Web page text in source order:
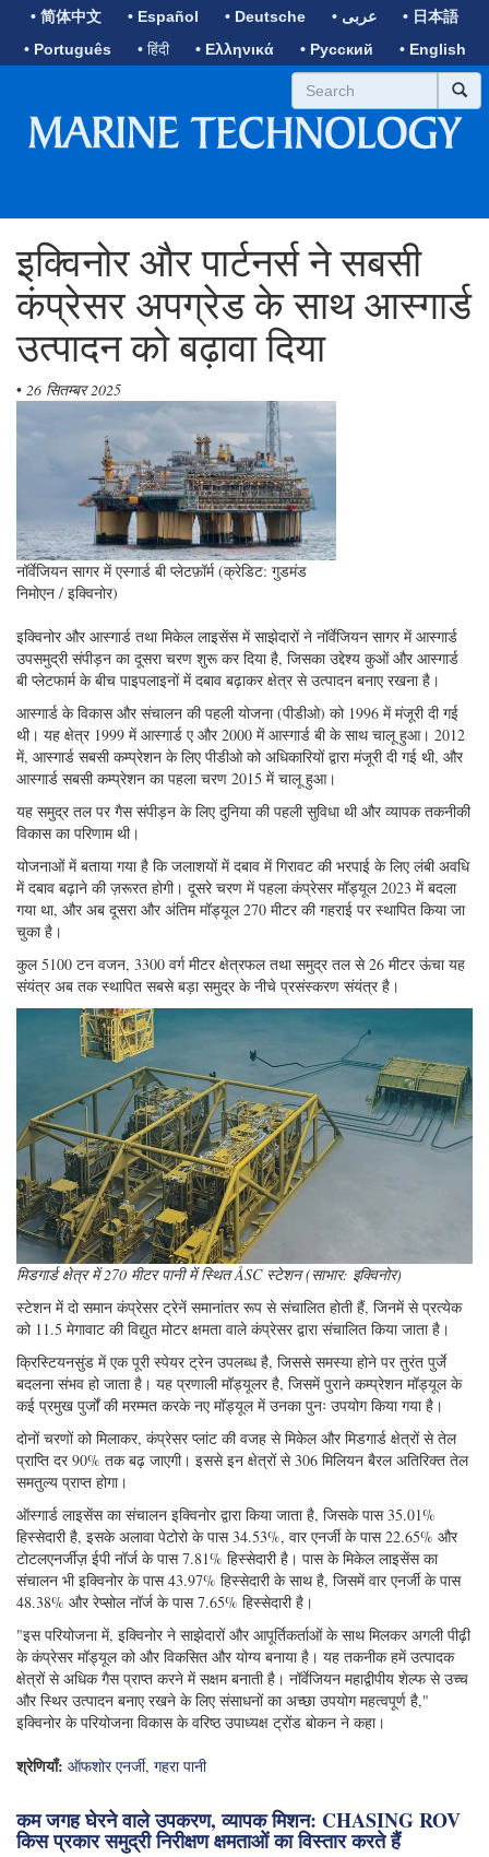
• 简体中文 • Español • Deutsche • عربى
• 日本語
• Português
• हिंदी • Ελληνικά • Русский • English
इक्विनोर और पार्टनर्स ने सबसी
कंप्रेसर अपग्रेड के साथ आस्गार्ड
उत्पादन को बढ़ावा दिया
• 26 सितम्बर 2025
नॉर्वेजियन सागर में एस्गार्ड बी प्लेटफ़ॉर्म (क्रेडिट: गुडमंड
निमोएन / इक्विनोर)
इक्विनोर और आस्गार्ड तथा मिकेल लाइसेंस में साझेदारों ने नॉर्वेजियन सागर में आस्गार्ड
उपसमुद्री संपीड़न का दूसरा चरण शुरू कर दिया है, जिसका उद्देश्य कुओं और आस्गार्ड
बी प्लेटफार्म के बीच पाइपलाइनों में दबाव बढ़ाकर क्षेत्र से उत्पादन बनाए रखना है।
आस्गार्ड के विकास और संचालन की पहली योजना (पीडीओ) को 1996 में मंजूरी दी गई
थी। यह क्षेत्र 1999 में आस्गार्ड ए और 2000 में आस्गार्ड बी के साथ चालू हुआ। 2012
में, आस्गार्ड सबसी कम्प्रेशन के लिए पीडीओ को अधिकारियों द्वारा मंजूरी दी गई थी, और
आस्गार्ड सबसी कम्प्रेशन का पहला चरण 2015 में चालू हुआ।
यह समुद्र तल पर गैस संपीड़न के लिए दुनिया की पहली सुविधा थी और व्यापक तकनीकी
विकास का परिणाम थी।
योजनाओं में बताया गया है कि जलाशयों में दबाव में गिरावट की भरपाई के लिए लंबी अवधि
में दबाव बढ़ाने की ज़रूरत होगी। दूसरे चरण में पहला कंप्रेसर मॉड्यूल 2023 में बदला
गया था, और अब दूसरा और अंतिम मॉड्यूल 270 मीटर की गहराई पर स्थापित किया जा
चुका है।
कुल 5100 टन वजन, 3300 वर्ग मीटर क्षेत्रफल तथा समुद्र तल से 26 मीटर ऊंचा यह
संयंत्र अब तक स्थापित सबसे बड़ा समुद्र के नीचे प्रसंस्करण संयंत्र है।
मिडगार्ड क्षेत्र में 270 मीटर पानी में स्थित ÅSC स्टेशन (साभार: इक्विनोर)
स्टेशन में दो समान कंप्रेसर ट्रेनें समानांतर रूप से संचालित होती हैं, जिनमें से प्रत्येक
को 11.5 मेगावाट की विद्युत मोटर क्षमता वाले कंप्रेसर द्वारा संचालित किया जाता है।
क्रिस्टियनसुंड में एक पूरी स्पेयर ट्रेन उपलब्ध है, जिससे समस्या होने पर तुरंत पुर्जे
बदलना संभव हो जाता है। यह प्रणाली मॉड्यूलर है, जिसमें पुराने कम्प्रेशन मॉड्यूल के
कई प्रमुख पुर्जों की मरम्मत करके नए मॉड्यूल में उनका पुनः उपयोग किया गया है।
दोनों चरणों को मिलाकर, कंप्रेसर प्लांट की वजह से मिकेल और मिडगार्ड क्षेत्रों से तेल
प्राप्ति दर 90% तक बढ़ जाएगी। इससे इन क्षेत्रों से 306 मिलियन बैरल अतिरिक्त तेल
समतुल्य प्राप्त होगा।
ऑस्गार्ड लाइसेंस का संचालन इक्विनोर द्वारा किया जाता है, जिसके पास 35.01%
हिस्सेदारी है, इसके अलावा पेटोरो के पास 34.53%, वार एनर्जी के पास 22.65% और
टोटलएनर्जीज़ ईपी नॉर्ज के पास 7.81% हिस्सेदारी है। पास के मिकेल लाइसेंस का
संचालन भी इक्विनोर के पास 43.97% हिस्सेदारी के साथ है, जिसमें वार एनर्जी के पास
48.38% और रेप्सोल नॉर्ज के पास 7.65% हिस्सेदारी है।
"इस परियोजना में, इक्विनोर ने साझेदारों और आपूर्तिकर्ताओं के साथ मिलकर अगली पीढ़ी
के कंप्रेसर मॉड्यूल को और विकसित और योग्य बनाया है। यह तकनीक हमें उत्पादक
क्षेत्रों से अधिक गैस प्राप्त करने में सक्षम बनाती है। नॉर्वेजियन महाद्वीपीय शेल्फ से उच्च
और स्थिर उत्पादन बनाए रखने के लिए संसाधनों का अच्छा उपयोग महत्वपूर्ण है,"
इक्विनोर के परियोजना विकास के वरिष्ठ उपाध्यक्ष ट्रोंड बोकन ने कहा।
श्रेणियाँ: ऑफशोर एनर्जी, गहरा पानी
कम जगह घेरने वाले उपकरण, व्यापक मिशन: CHASING ROV
किस प्रकार समुद्री निरीक्षण क्षमताओं का विस्तार करते हैं